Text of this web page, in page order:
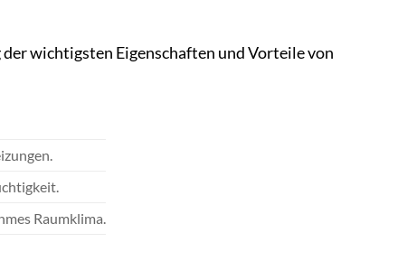
wichtigsten Eigenschaften und Vorteile von
Raumklima.